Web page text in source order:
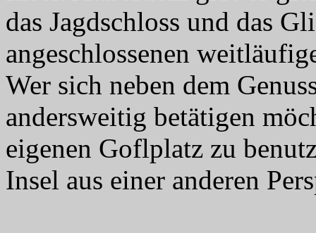
das Jagdschloss und das
angeschlossenen
Wer sich neben dem
andersweitig betätigen
eigenen Goflplatz zu
Insel aus einer anderen